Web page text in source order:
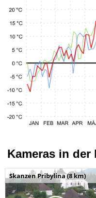
Kameras in der
Skanzen Pribylina (8 km)